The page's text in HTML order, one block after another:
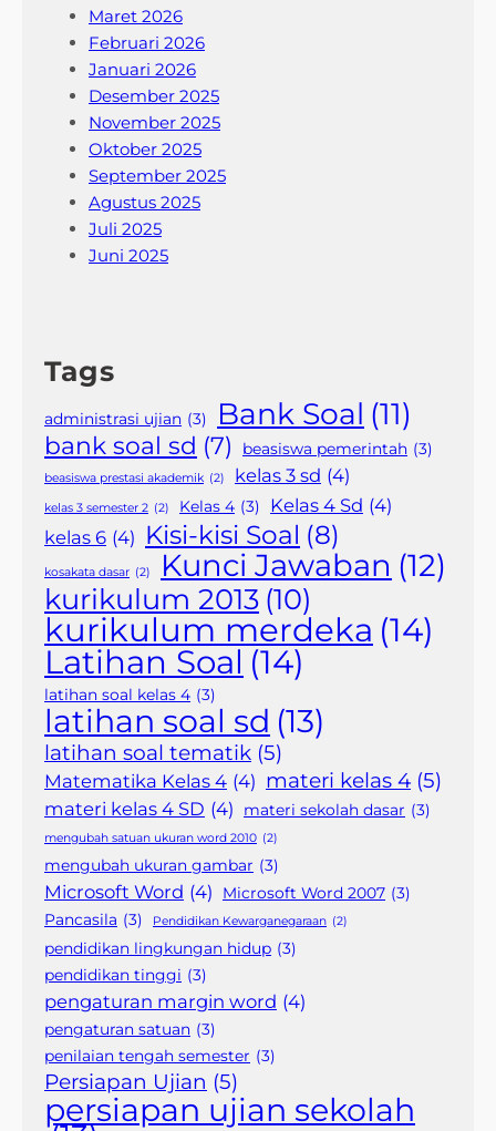
Maret 2026
Februari 2026
Januari 2026
Desember 2025
November 2025
Oktober 2025
September 2025
Agustus 2025
Juli 2025
Juni 2025
Tags
administrasi ujian (3) Bank Soal (11)
bank soal sd (7) beasiswa pemerintah (3)
beasiswa prestasi akademik (2) kelas 3 sd (4)
kelas 3 semester 2 (2) Kelas 4 (3) Kelas 4 Sd (4)
kelas 6 (4) Kisi-kisi Soal (8)
kosakata dasar (2) Kunci Jawaban (12)
kurikulum 2013 (10)
kurikulum merdeka (14)
Latihan Soal (14)
latihan soal kelas 4 (3)
latihan soal sd (13)
latihan soal tematik (5)
Matematika Kelas 4 (4) materi kelas 4 (5)
materi kelas 4 SD (4) materi sekolah dasar (3)
mengubah satuan ukuran word 2010 (2)
mengubah ukuran gambar (3)
Microsoft Word (4) Microsoft Word 2007 (3)
Pancasila (3) Pendidikan Kewarganegaraan (2)
pendidikan lingkungan hidup (3)
pendidikan tinggi (3)
pengaturan margin word (4)
pengaturan satuan (3)
penilaian tengah semester (3)
Persiapan Ujian (5)
persiapan ujian sekolah